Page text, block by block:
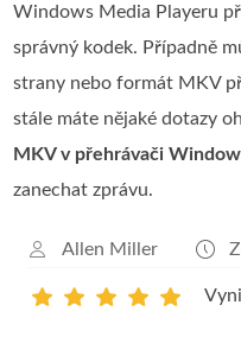
Windows Media Playeru
správný kodek. Případně
strany nebo formát MKV
stále máte nějaké dotazy
MKV v přehrávači
zanechat zprávu.
Allen Miller